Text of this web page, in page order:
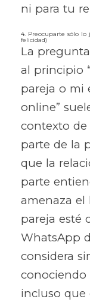
ni para tu
4. Preocuparte sólo lo
felicidad)
La
al principio
pareja o mi
online”
contexto de
parte de la
que la
parte
amenaza el
pareja esté
WhatsApp
considera
conociendo
incluso que